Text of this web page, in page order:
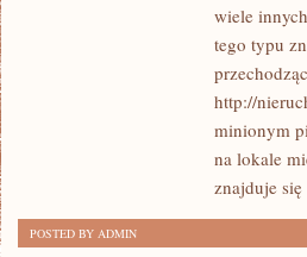
PRZEZNACZONYCH
WIELU
PRZYPADKACH
wiele
tego typu
http://
minionym
na lokale
znajduje się
POSTED BY ADMIN